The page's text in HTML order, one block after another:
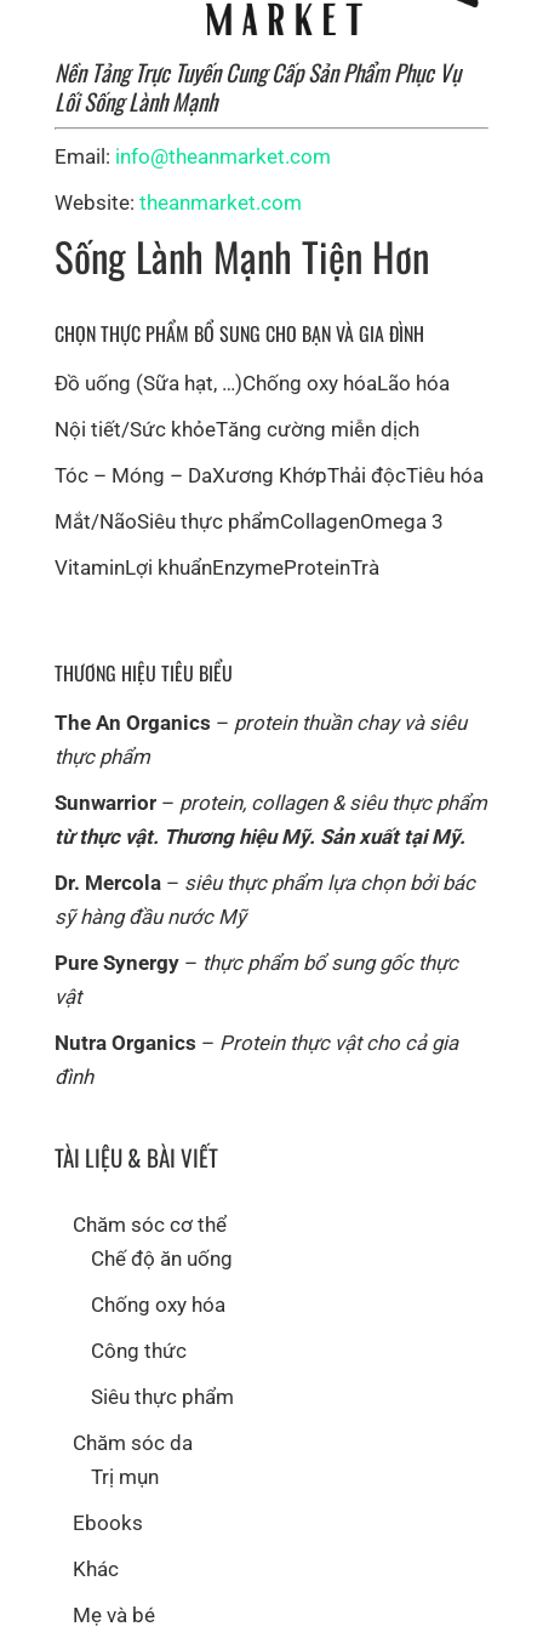
Nền Tảng Trực Tuyến Cung Cấp Sản Phẩm Phục Vụ
Lối Sống Lành Mạnh
Email: info@theanmarket.com
Website: theanmarket.com
Sống Lành Mạnh Tiện Hơn
CHỌN THỰC PHẨM BỔ SUNG CHO BẠN VÀ GIA ĐÌNH
Đồ uống (Sữa hạt, …)Chống oxy hóaLão hóa
Nội tiết/Sức khỏeTăng cường miễn dịch
Tóc – Móng – DaXương KhớpThải độcTiêu hóa
Mắt/NãoSiêu thực phẩmCollagenOmega 3
VitaminLợi khuẩnEnzymeProteinTrà
THƯƠNG HIỆU TIÊU BIỂU
The An Organics – protein thuần chay và siêu
thực phẩm
Sunwarrior – protein, collagen & siêu thực phẩm
từ thực vật. Thương hiệu Mỹ. Sản xuất tại Mỹ.
Dr. Mercola – siêu thực phẩm lựa chọn bởi bác
sỹ hàng đầu nước Mỹ
Pure Synergy – thực phẩm bổ sung gốc thực
vật
Nutra Organics – Protein thực vật cho cả gia
đình
TÀI LIỆU & BÀI VIẾT
Chăm sóc cơ thể
Chế độ ăn uống
Chống oxy hóa
Công thức
Siêu thực phẩm
Chăm sóc da
Trị mụn
Ebooks
Khác
Mẹ và bé